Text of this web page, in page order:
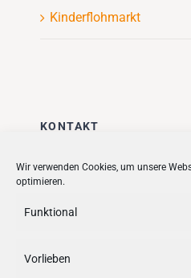
Wir verwenden Cookies, um unsere
optimieren.
Funktional
Vorlieben
Kinderflohmarkt
KONTAKT
Stadt + Handel City-
Quartiersmanagement